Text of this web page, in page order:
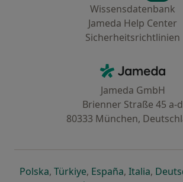
Wissensdatenbank
Jameda Help Center
Sicherheitsrichtlinien
Jameda -
Jameda GmbH
Brienner Straße 45 a-d
80333 München,
Polskaöffnet in einer neuen
, Türkiyeöffnet in einer neuen
, Españaöffnet in
, Italiaöffnet
,